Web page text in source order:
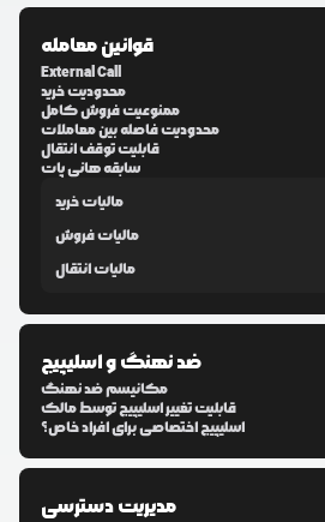
قوانین معامله
External Call
محدودیت خرید
ممنوعیت فروش کامل
محدودیت فاصله بین معاملات
قابلیت توقف انتقال
سابقه هانی پات
مالیات خرید
مالیات فروش
مالیات انتقال
ضد نهنگ و اسلیپیج
مکانیسم ضد نهنگ
قابلیت تغییر اسلیپیج توسط مالک
اسلیپیج اختصاصی برای افراد خاص؟
مدیریت دسترسی